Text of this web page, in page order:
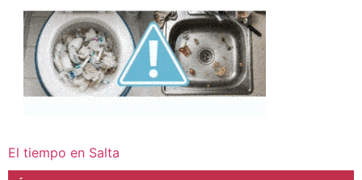
El tiempo en Salta